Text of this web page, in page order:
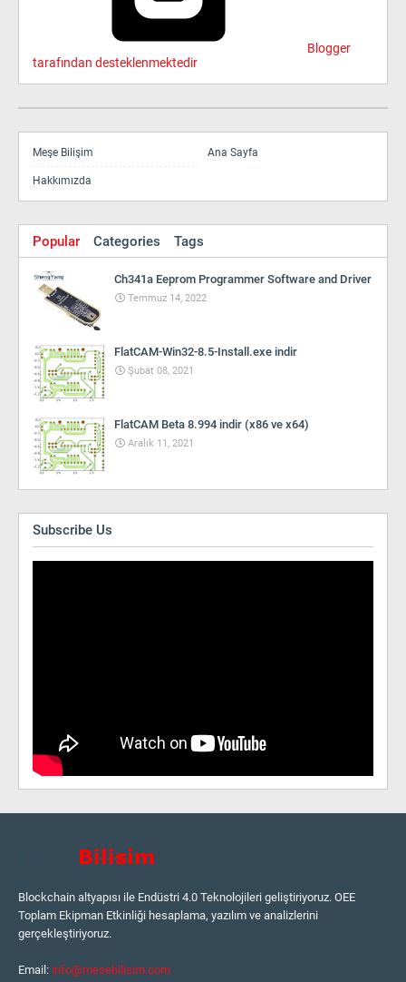
Blogger
tarafından desteklenmektedir
Meşe Bilişim Ana Sayfa
Hakkımızda
Popular Categories Tags
Ch341a Eeprom Programmer Software and Driver
Temmuz 14, 2022
FlatCAM-Win32-8.5-Install.exe indir
Şubat 08, 2021
FlatCAM Beta 8.994 indir (x86 ve x64)
Aralık 11, 2021
Subscribe Us
Blockchain altyapısı ile Endüstri 4.0 Teknolojileri geliştiriyoruz. OEE
Toplam Ekipman Etkinliği hesaplama, yazılım ve analizlerini
gerçekleştiriyoruz.
Email: info@mesebilisim.com